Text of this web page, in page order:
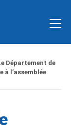
Département de
l’assemblée